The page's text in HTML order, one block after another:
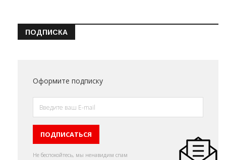
ПОДПИСКА
Оформите подписку
Не беспокойтесь, мы ненавидим спам